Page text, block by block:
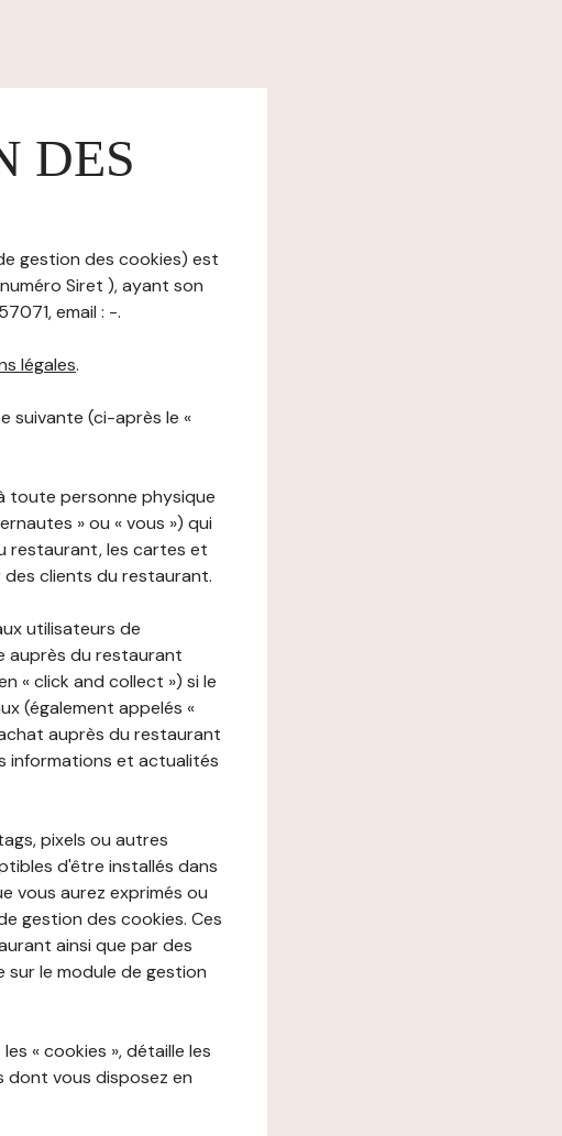
DES
gestion des cookies) est
Siret ), ayant son
email : -.
légales.
suivante (ci-après le «
toute personne physique
» ou « vous ») qui
restaurant, les cartes et
des clients du restaurant.
utilisateurs de
auprès du restaurant
« click and collect ») si le
(également appelés «
auprès du restaurant
informations et actualités
pixels ou autres
d'être installés dans
vous aurez exprimés ou
gestion des cookies. Ces
ainsi que par des
le module de gestion
« cookies », détaille les
dont vous disposez en